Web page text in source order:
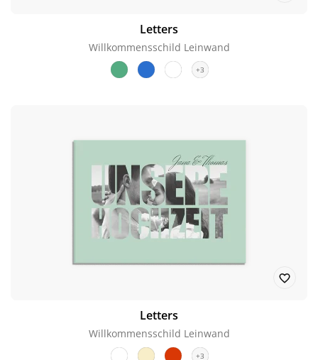
Letters
Willkommensschild Leinwand
+3
Letters
Willkommensschild Leinwand
+3